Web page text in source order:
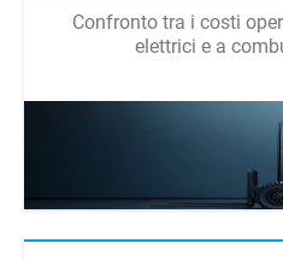
Confronto tra i costi
elettrici e a